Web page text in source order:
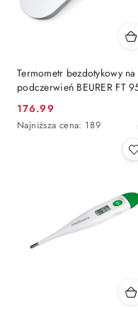
Termometr bezdotykowy na
podczerwień BEURER FT
Cena
promocyjna:
176.99
Najniższa
Najniższa cena: 189